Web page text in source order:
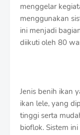
menggelar
menggunakan
ini menjadi
diikuti oleh 80
Jenis benih ikan
ikan lele, yang
tinggi serta
bioflok. Sistem
r
o
f
f
l
a
t
e
s